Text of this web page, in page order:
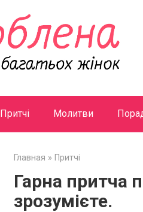
Притчі Молитви
Главная » Притчі
Гарна притча
зрозумієте.